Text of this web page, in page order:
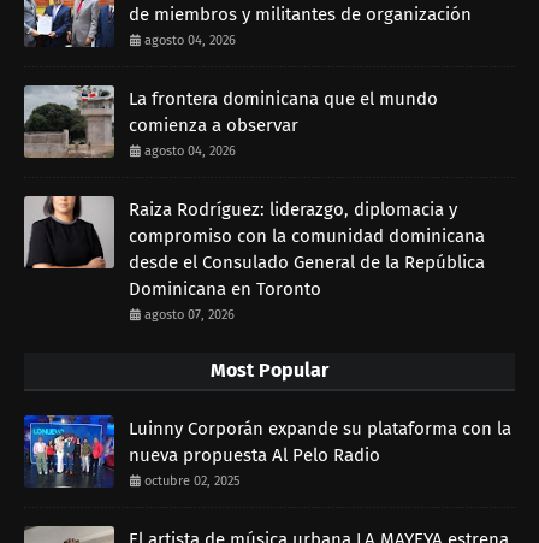
de miembros y militantes de organización
agosto 04, 2026
La frontera dominicana que el mundo
comienza a observar
agosto 04, 2026
Raiza Rodríguez: liderazgo, diplomacia y
compromiso con la comunidad dominicana
desde el Consulado General de la República
Dominicana en Toronto
agosto 07, 2026
Most Popular
Luinny Corporán expande su plataforma con la
nueva propuesta Al Pelo Radio
octubre 02, 2025